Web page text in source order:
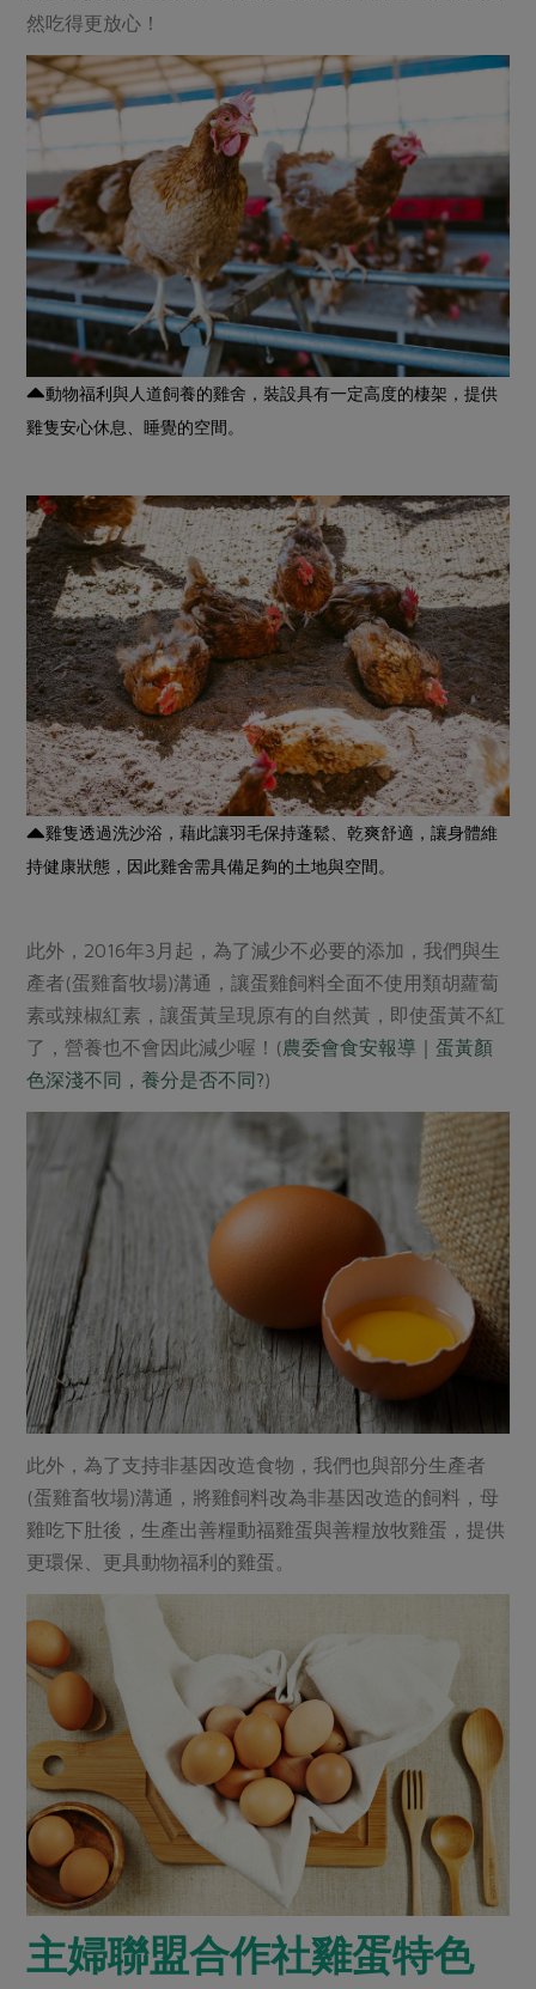
社務會議
活動報下載
然吃得更放心！
動物福利與人道飼養的雞舍，裝設具有一定高度的棲架，提供
雞隻安心休息、睡覺的空間。
雞隻透過洗沙浴，藉此讓羽毛保持蓬鬆、乾爽舒適，讓身體維
持健康狀態，因此雞舍需具備足夠的土地與空間。
此外，2016年3月起，為了減少不必要的添加，我們與生
產者(蛋雞畜牧場)溝通，讓蛋雞飼料全面不使用類胡蘿蔔
素或辣椒紅素，讓蛋黃呈現原有的自然黃，即使蛋黃不紅
了，營養也不會因此減少喔！(農委會食安報導｜蛋黃顏
色深淺不同，養分是否不同?)
此外，為了支持非基因改造食物，我們也與部分生產者
(蛋雞畜牧場)溝通，將雞飼料改為非基因改造的飼料，母
雞吃下肚後，生產出善糧動福雞蛋與善糧放牧雞蛋，提供
更環保、更具動物福利的雞蛋。
主婦聯盟合作社雞蛋特色